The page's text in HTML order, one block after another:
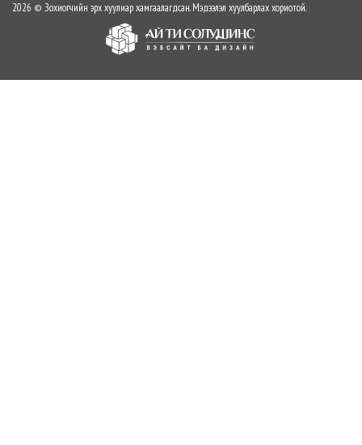
2026 © Зохиогчийн эрх хуулиар хамгаалагдсан. Мэдээлэл хуулбарлах хориотой.